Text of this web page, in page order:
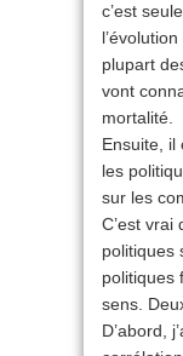
c’est
plupart
vont
mortalité.
Ensuite, il
les
sur les
C’est vrai
politiques
politiques
sens.
D’abord,